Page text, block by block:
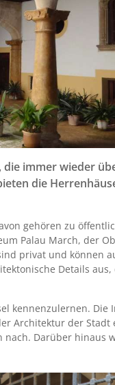
immer wieder
die
gehören zu
Palau March, der
privat und können
Details aus,
kennenzulernen.
Architektur der Stadt
Darüber hinaus